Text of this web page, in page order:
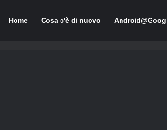
Home Cosa c'è di nuovo